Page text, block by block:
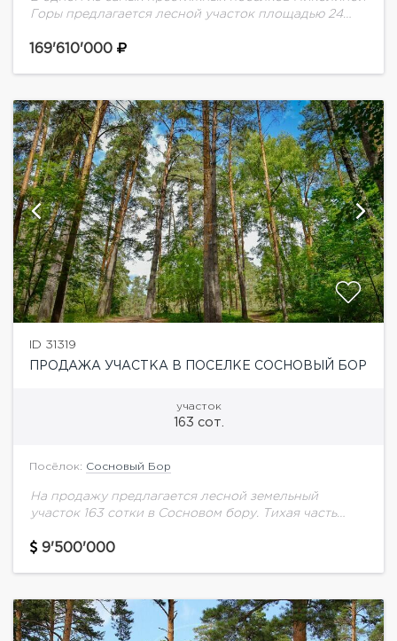
Горы предлагается лесной участок площадью 24
приватность и атмосфера настоящей загородной
169'610'000
ID 31319
ПРОДАЖА УЧАСТКА В ПОСЕЛКЕ СОСНОВЫЙ БОР
участок
163 сот.
Посёлок: Сосновый Бор
На продажу предлагается лесной земельный
участок 163 сотки в Сосновом бору. Тихая часть
9'500'000